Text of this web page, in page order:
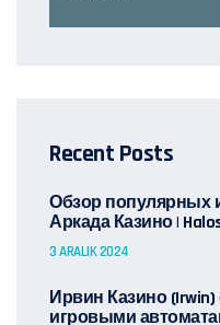
Recent Posts
Обзор популярных
Аркада Казино |
3 ARALIK 2024
Ирвин Казино
игровыми